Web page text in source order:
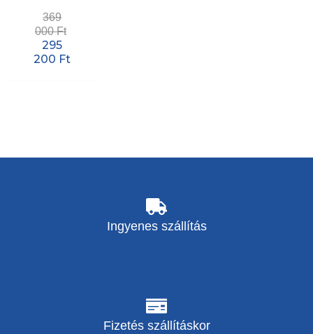
369
000Ft
295
200 Ft
Ingyenes szállítás
Fizetés szállításkor